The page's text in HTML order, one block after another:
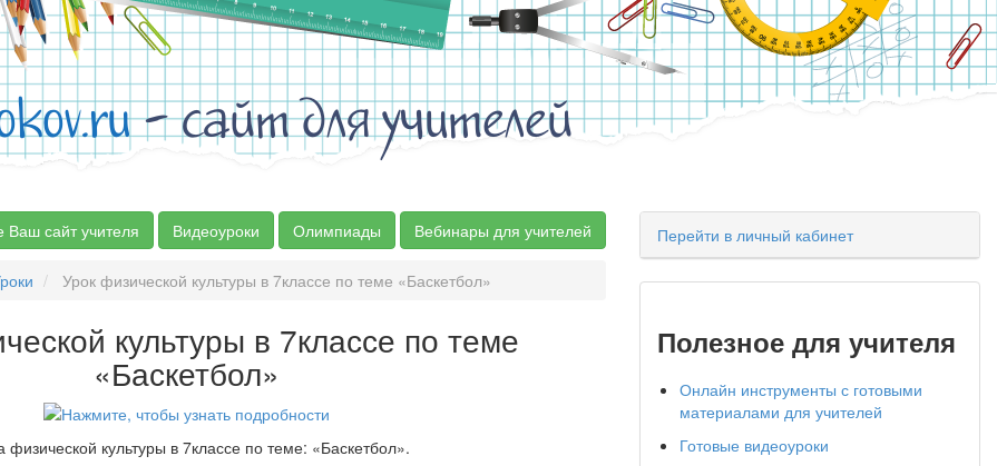
- сайт для учителей
Ваш сайт учителя Видеоуроки Олимпиады Вебинары для учителей
Урок физической культуры в 7классе по теме «Баскетбол»
культуры в 7классе по теме
«Баскетбол»
физической культуры в 7классе по теме: «Баскетбол».
Перейти в личный кабинет
Полезное для учителя
Онлайн инструменты с готовыми
материалами для учителей
Готовые видеоуроки